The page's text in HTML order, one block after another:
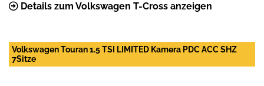
Details zum Volkswagen T-Cross anzeigen
Volkswagen Touran 1.5 TSI LIMITED Kamera PDC ACC SHZ
7Sitze